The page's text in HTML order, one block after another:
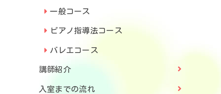
一般コース
ピアノ指導法コース
バレエコース
講師紹介
入室までの流れ